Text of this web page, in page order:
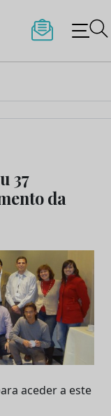
37
da
aceder a este